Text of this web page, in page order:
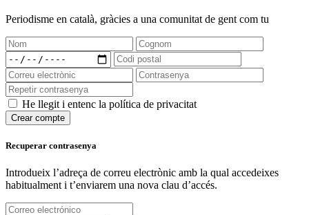
Periodisme en català, gràcies a una comunitat de gent com tu
He llegit i entenc la política de privacitat
Crear compte
Recuperar contrasenya
Introdueix l’adreça de correu electrònic amb la qual accedeixes
habitualment i t’enviarem una nova clau d’accés.